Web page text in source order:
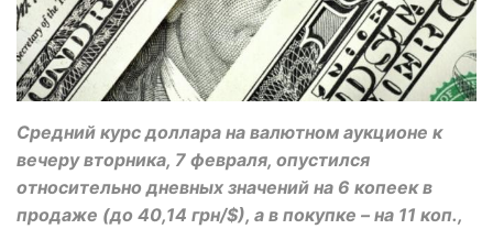
Средний курс доллара на валютном аукционе к
вечеру вторника, 7 февраля, опустился
относительно дневных значений на 6 копеек в
продаже (до 40,14 грн/$), а в покупке – на 11 коп.,